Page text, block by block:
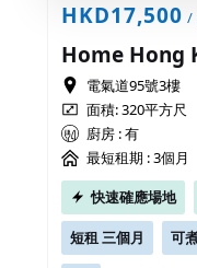
HKD17,500 /
Home Hong
電氣道95號3樓
面積: 320平方尺
廚房 : 有
最短租期 :3個月
快速確應場地
短租 三個月 可